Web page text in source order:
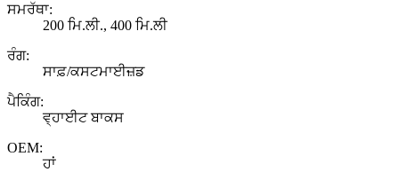
ਸਮਰੱਥਾ:
200 ਮਿ.ਲੀ., 400 ਮਿ.ਲੀ
ਰੰਗ:
ਸਾਫ਼/ਕਸਟਮਾਈਜ਼ਡ
ਪੈਕਿੰਗ:
ਵ੍ਹਾਈਟ ਬਾਕਸ
OEM:
ਹਾਂ